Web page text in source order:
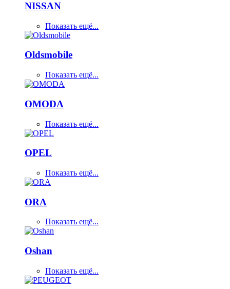
NISSAN
Показать ещё...
Oldsmobile
Показать ещё...
OMODA
Показать ещё...
OPEL
Показать ещё...
ORA
Показать ещё...
Oshan
Показать ещё...